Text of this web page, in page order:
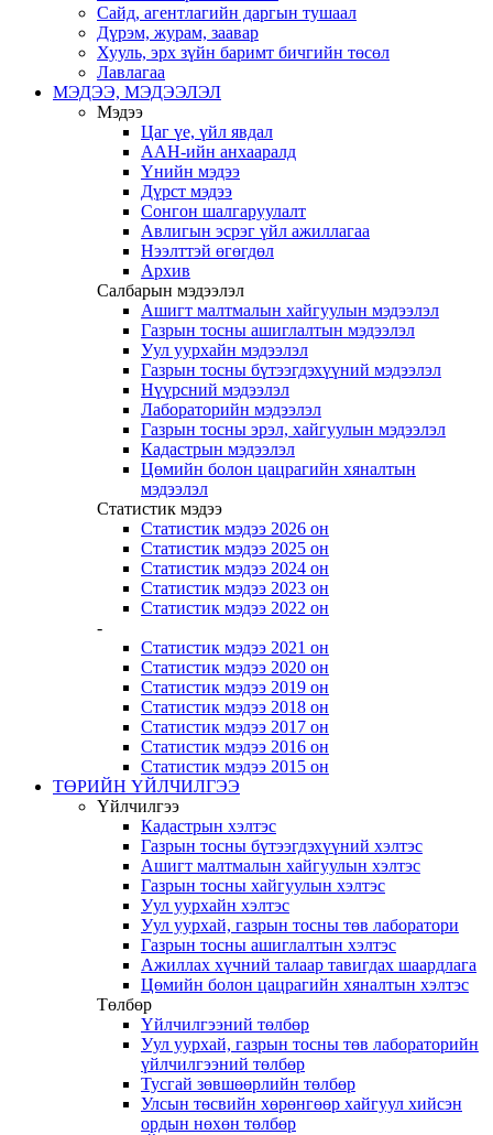
Сайд, агентлагийн даргын тушаал
Дүрэм, журам, заавар
Хууль, эрх зүйн баримт бичгийн төсөл
Лавлагаа
МЭДЭЭ, МЭДЭЭЛЭЛ
Мэдээ
Цаг үе, үйл явдал
ААН-ийн анхааралд
Үнийн мэдээ
Дүрст мэдээ
Сонгон шалгаруулалт
Авлигын эсрэг үйл ажиллагаа
Нээлттэй өгөгдөл
Архив
Салбарын мэдээлэл
Ашигт малтмалын хайгуулын мэдээлэл
Газрын тосны ашиглалтын мэдээлэл
Уул уурхайн мэдээлэл
Газрын тосны бүтээгдэхүүний мэдээлэл
Нүүрсний мэдээлэл
Лабораторийн мэдээлэл
Газрын тосны эрэл, хайгуулын мэдээлэл
Кадастрын мэдээлэл
Цөмийн болон цацрагийн хяналтын
мэдээлэл
Статистик мэдээ
Статистик мэдээ 2026 он
Статистик мэдээ 2025 он
Статистик мэдээ 2024 он
Статистик мэдээ 2023 он
Статистик мэдээ 2022 он
-
Статистик мэдээ 2021 он
Статистик мэдээ 2020 он
Статистик мэдээ 2019 он
Статистик мэдээ 2018 он
Статистик мэдээ 2017 он
Статистик мэдээ 2016 он
Статистик мэдээ 2015 он
ТӨРИЙН ҮЙЛЧИЛГЭЭ
Үйлчилгээ
Кадастрын хэлтэс
Газрын тосны бүтээгдэхүүний хэлтэс
Ашигт малтмалын хайгуулын хэлтэс
Газрын тосны хайгуулын хэлтэс
Уул уурхайн хэлтэс
Уул уурхай, газрын тосны төв лаборатори
Газрын тосны ашиглалтын хэлтэс
Ажиллах хүчний талаар тавигдах шаардлага
Цөмийн болон цацрагийн хяналтын хэлтэс
Төлбөр
Үйлчилгээний төлбөр
Уул уурхай, газрын тосны төв лабораторийн
үйлчилгээний төлбөр
Тусгай зөвшөөрлийн төлбөр
Улсын төсвийн хөрөнгөөр хайгуул хийсэн
ордын нөхөн төлбөр